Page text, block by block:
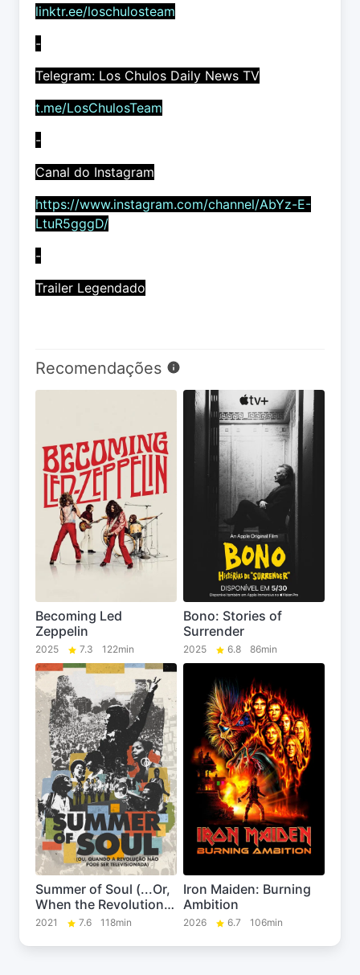
linktr.ee/loschulosteam
-
Telegram: Los Chulos Daily News TV
t.me/LosChulosTeam
-
Canal do Instagram
https://www.instagram.com/channel/AbYz-E-
LtuR5gggD/
-
Trailer Legendado
Recomendações
Becoming Led
Zeppelin
2025 7.3 122min
Bono: Stories of
Surrender
2025 6.8 86min
Summer of Soul (...Or,
When the Revolution
Could Not Be
2021 7.6 118min
Iron Maiden: Burning
Ambition
2026 6.7 106min